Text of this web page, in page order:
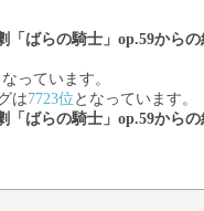
「ばらの騎士」op.59からの
なっています。
は7723位 となっています。
「ばらの騎士」op.59からの